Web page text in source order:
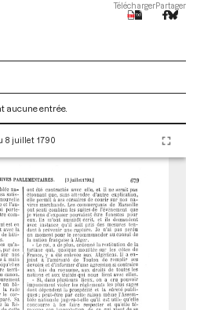
TéléchargerPartager
aucune entrée.
8 juillet 1790